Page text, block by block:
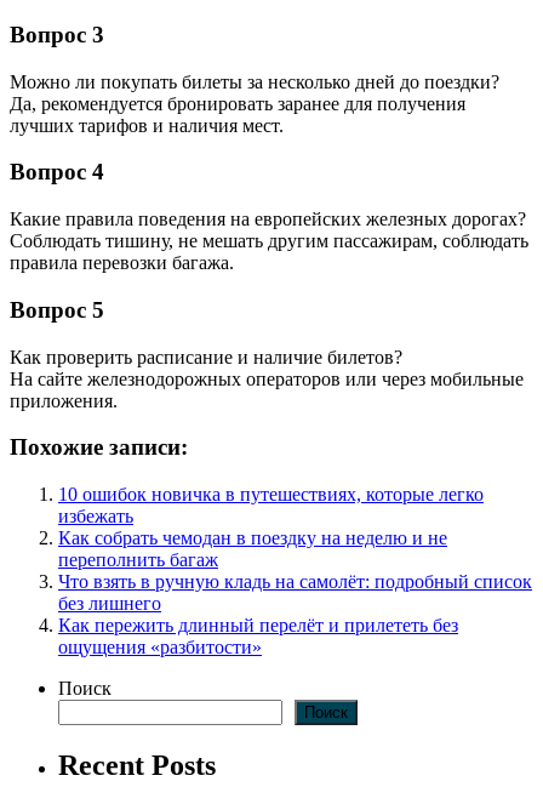
Вопрос 3
Можно ли покупать билеты за несколько дней до поездки?
Да, рекомендуется бронировать заранее для получения
лучших тарифов и наличия мест.
Вопрос 4
Какие правила поведения на европейских железных дорогах?
Соблюдать тишину, не мешать другим пассажирам, соблюдать
правила перевозки багажа.
Вопрос 5
Как проверить расписание и наличие билетов?
На сайте железнодорожных операторов или через мобильные
приложения.
Похожие записи:
10 ошибок новичка в путешествиях, которые легко
избежать
Как собрать чемодан в поездку на неделю и не
переполнить багаж
Что взять в ручную кладь на самолёт: подробный список
без лишнего
Как пережить длинный перелёт и прилететь без
ощущения «разбитости»
Поиск
Поиск
Recent Posts